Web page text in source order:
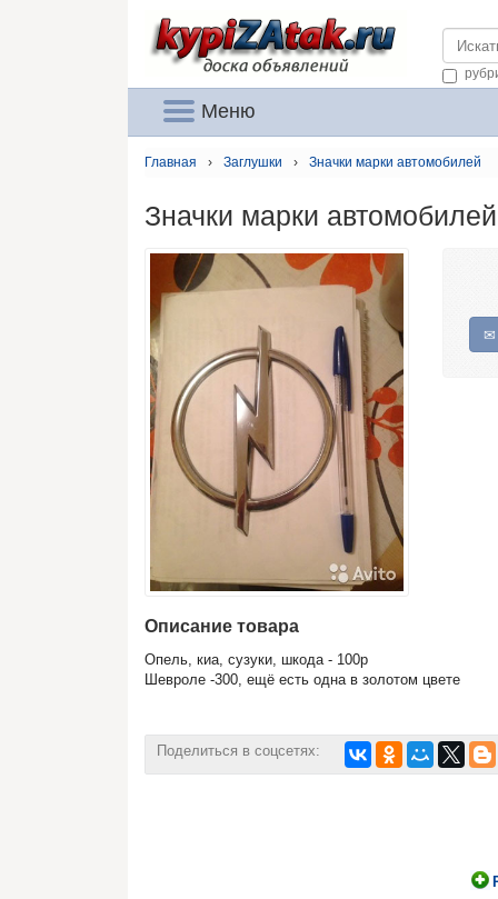
Меню
Главная › Заглушки › Значки марки автомобилей
Значки марки автомобилей
Описание товара
Опель, киа, сузуки, шкода - 100р
Шевроле -300, ещё есть одна в золотом цвете
Поделиться в соцсетях: